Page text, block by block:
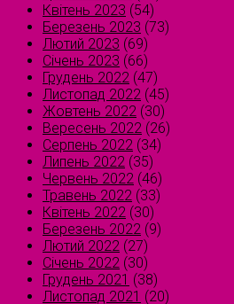
Квітень 2023 (54)
Березень 2023 (73)
Лютий 2023 (69)
Січень 2023 (66)
Грудень 2022 (47)
Листопад 2022 (45)
Жовтень 2022 (30)
Вересень 2022 (26)
Серпень 2022 (34)
Липень 2022 (35)
Червень 2022 (46)
Травень 2022 (33)
Квітень 2022 (30)
Березень 2022 (9)
Лютий 2022 (27)
Січень 2022 (30)
Грудень 2021 (38)
Листопад 2021 (20)